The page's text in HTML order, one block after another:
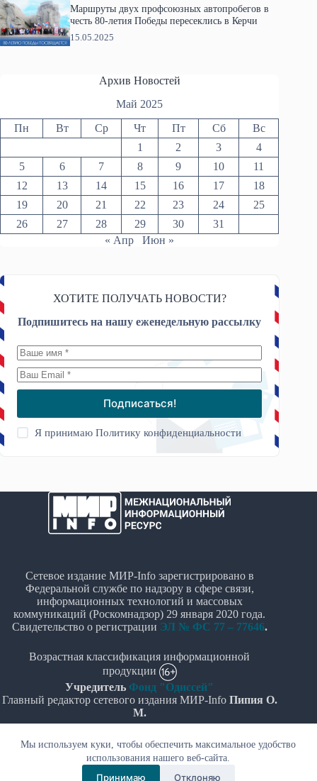
Мы используем куки, чтобы обеспечить максимальное удобство
использования нашего веб-сайта.
Принимаю Отклоняю
Маршруты двух профсоюзных автопробегов в
честь 80-летия Победы пересеклись в Керчи
15.05.2025
Архив Новостей
Май 2025
Пн Вт Ср Чт Пт Сб
Вс
1
2 3
4
5
6 7 8 9 10
11
12
13 14 15 16 17
18
19
20 21 22 23 24
25
26
27 28 29 30
31
« Апр
Июн »
ХОТИТЕ ПОЛУЧАТЬ НОВОСТИ?
Подпишитесь на нашу еженедельную рассылку
Подписаться!
Я принимаюПолитику конфиденциальности
Сетевое издание МИР-Info зарегистрировано в
Федеральной службе по надзору в сфере связи,
информационных технологий и массовых
коммуникаций (Роскомнадзор) 29 января 2020 года.
Свидетельство о регистрации ЭЛ № ФС 77 – 77646.
Возрастная классификация информационной
продукции
Учредитель Фонд "Одиссей"
Главный редактор сетевого издания МИР-Info Пипия О.
М.
Политика в отношении обработки персональных
данных